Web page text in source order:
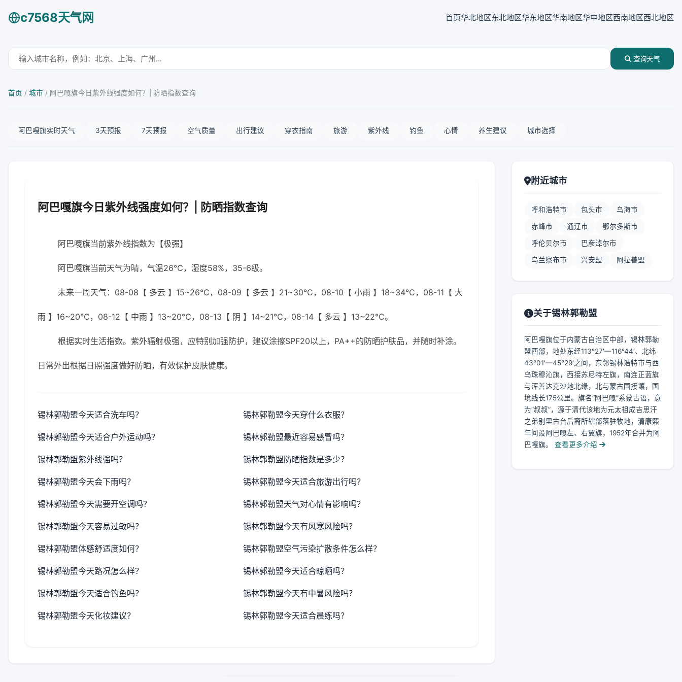
c7568天气网 首页华北地区东北地区华东地区华南地区华中地区西南地区西北地区
查询天气
首页 / 城市 / 阿巴嘎旗今日紫外线强度如何？| 防晒指数查询
阿巴嘎旗实时天气 3天预报 7天预报 空气质量 出行建议 穿衣指南 旅游 紫外线 钓鱼 心情 养生建议 城市选择
阿巴嘎旗今日紫外线强度如何？| 防晒指数查询
阿巴嘎旗当前紫外线指数为【极强】
阿巴嘎旗当前天气为晴，气温26℃，湿度58%，35-6级。
未来一周天气：08-08【 多云 】15~26℃，08-09【 多云 】21~30℃，08-10【 小雨 】18~34℃，08-11【 大
雨 】16~20℃，08-12【 中雨 】13~20℃，08-13【 阴 】14~21℃，08-14【 多云 】13~22℃。
根据实时生活指数。紫外辐射极强，应特别加强防护，建议涂擦SPF20以上，PA++的防晒护肤品，并随时补涂。
日常外出根据日照强度做好防晒，有效保护皮肤健康。
锡林郭勒盟今天适合洗车吗？ 锡林郭勒盟今天穿什么衣服？
锡林郭勒盟今天适合户外运动吗？ 锡林郭勒盟最近容易感冒吗？
锡林郭勒盟紫外线强吗？ 锡林郭勒盟防晒指数是多少？
锡林郭勒盟今天会下雨吗？ 锡林郭勒盟今天适合旅游出行吗？
锡林郭勒盟今天需要开空调吗？ 锡林郭勒盟天气对心情有影响吗？
锡林郭勒盟今天容易过敏吗？ 锡林郭勒盟今天有风寒风险吗？
锡林郭勒盟体感舒适度如何？ 锡林郭勒盟空气污染扩散条件怎么样？
锡林郭勒盟今天路况怎么样？ 锡林郭勒盟今天适合晾晒吗？
锡林郭勒盟今天适合钓鱼吗？ 锡林郭勒盟今天有中暑风险吗？
锡林郭勒盟今天化妆建议？ 锡林郭勒盟今天适合晨练吗？
附近城市
呼和浩特市 包头市 乌海市
赤峰市 通辽市 鄂尔多斯市
呼伦贝尔市 巴彦淖尔市
乌兰察布市 兴安盟 阿拉善盟
关于锡林郭勒盟
阿巴嘎旗位于内蒙古自治区中部，锡林郭勒
盟西部，地处东经113°27′—116°44′、北纬
43°01′—45°29′之间，东邻锡林浩特市与西
乌珠穆沁旗，西接苏尼特左旗，南连正蓝旗
与浑善达克沙地北缘，北与蒙古国接壤，国
境线长175公里。旗名“阿巴嘎”系蒙古语，意
为“叔叔”，源于清代该地为元太祖成吉思汗
之弟别里古台后裔所辖部落驻牧地，清康熙
年间设阿巴嘎左、右翼旗，1952年合并为阿
巴嘎旗。
查看更多介绍